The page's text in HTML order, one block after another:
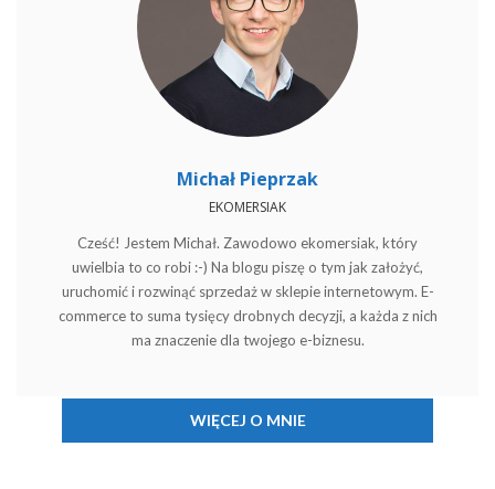
Michał Pieprzak
EKOMERSIAK
Cześć! Jestem Michał. Zawodowo ekomersiak, który
uwielbia to co robi :-) Na blogu piszę o tym jak założyć,
uruchomić i rozwinąć sprzedaż w sklepie internetowym. E-
commerce to suma tysięcy drobnych decyzji, a każda z nich
ma znaczenie dla twojego e-biznesu.
WIĘCEJ O MNIE